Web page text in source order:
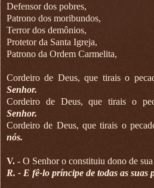
Defensor dos pobres,
Patrono dos moribundos,
Terror dos demônios,
Protetor da Santa Igreja,
Patrono da Ordem Carmelita,
Cordeiro de Deus, que tirais o
Senhor.
Cordeiro de Deus, que tirais o
Senhor.
Cordeiro de Deus, que tirais o
nós.
V. - O Senhor o constituiu dono de sua
R. - E fê-lo príncipe de todas as suas